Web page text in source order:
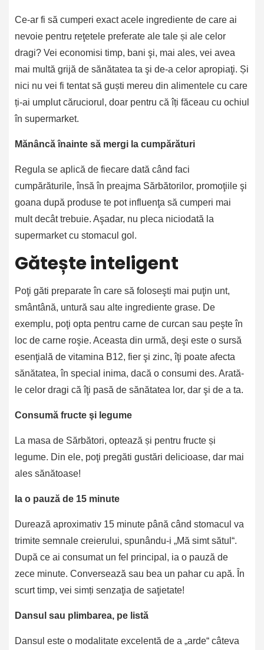
Ce-ar fi să cumperi exact acele ingrediente de care ai
nevoie pentru reţetele preferate ale tale și ale celor
dragi? Vei economisi timp, bani şi, mai ales, vei avea
mai multă grijă de sănătatea ta şi de-a celor apropiaţi. Și
nici nu vei fi tentat să guști mereu din alimentele cu care
ți-ai umplut căruciorul, doar pentru că îți făceau cu ochiul
în supermarket.
Mănâncă înainte să mergi la cumpărături
Regula se aplică de fiecare dată când faci
cumpărăturile, însă în preajma Sărbătorilor, promoţiile şi
goana după produse te pot influenţa să cumperi mai
mult decât trebuie. Aşadar, nu pleca niciodată la
supermarket cu stomacul gol.
Gătește inteligent
Poţi găti preparate în care să foloseşti mai puţin unt,
smântână, untură sau alte ingrediente grase. De
exemplu, poţi opta pentru carne de curcan sau peşte în
loc de carne roşie. Aceasta din urmă, deşi este o sursă
esenţială de vitamina B12, fier şi zinc, îţi poate afecta
sănătatea, în special inima, dacă o consumi des. Arată-
le celor dragi că îţi pasă de sănătatea lor, dar şi de a ta.
Consumă fructe şi legume
La masa de Sărbători, optează și pentru fructe și
legume. Din ele, poţi pregăti gustări delicioase, dar mai
ales sănătoase!
Ia o pauză de 15 minute
Durează aproximativ 15 minute până când stomacul va
trimite semnale creierului, spunându-i „Mă simt sătul“.
După ce ai consumat un fel principal, ia o pauză de
zece minute. Conversează sau bea un pahar cu apă. În
scurt timp, vei simți senzaţia de saţietate!
Dansul sau plimbarea, pe listă
Dansul este o modalitate excelentă de a „arde“ câteva